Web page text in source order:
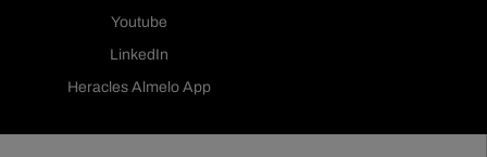
Youtube
LinkedIn
Heracles Almelo App